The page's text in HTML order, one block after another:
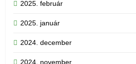
2025. február
2025. január
2024. december
2024. november